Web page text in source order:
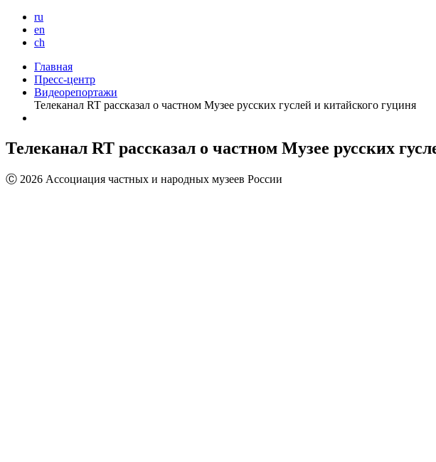
ru
en
ch
Главная
Пресс-центр
Видеорепортажи
Телеканал RT рассказал о частном Музее русских гуслей и китайского гуциня
Телеканал RT рассказал о частном Музее русских
Ⓒ 2026 Ассоциация частных и народных музеев России